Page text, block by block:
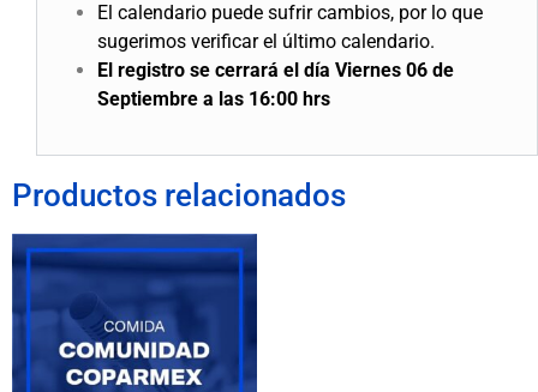
El calendario puede sufrir cambios, por lo que
sugerimos verificar el último calendario.
El registro se cerrará el día Viernes 06 de
Septiembre a las 16:00 hrs
Productos relacionados